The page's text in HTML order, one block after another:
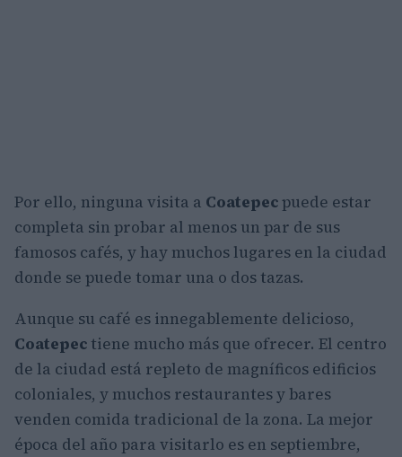
Por ello, ninguna visita a Coatepecpuede estar
completa sin probar al menos un par de sus
famosos cafés, y hay muchos lugares en la ciudad
donde se puede tomar una o dos tazas.
Aunque su café es innegablemente delicioso,
Coatepec tiene mucho más que ofrecer. El centro
de la ciudad está repleto de magníficos edificios
coloniales, y muchos restaurantes y bares
venden comida tradicional de la zona. La mejor
época del año para visitarlo es en septiembre,